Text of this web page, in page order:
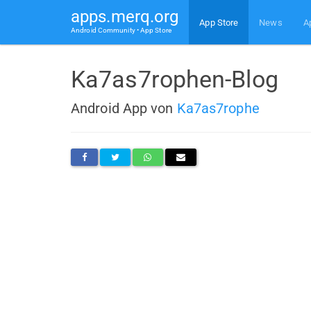
apps.merq.org
Android Community • App Store
App Store News
Ka7as7rophen-Blog
Android App von Ka7as7rophe